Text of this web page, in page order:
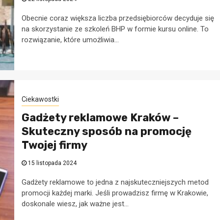
Obecnie coraz większa liczba przedsiębiorców decyduje się
na skorzystanie ze szkoleń BHP w formie kursu online. To
rozwiązanie, które umożliwia...
Ciekawostki
Gadżety reklamowe Kraków –
Skuteczny sposób na promocję
Twojej firmy
15 listopada 2024
Gadżety reklamowe to jedna z najskuteczniejszych metod
promocji każdej marki. Jeśli prowadzisz firmę w Krakowie,
doskonale wiesz, jak ważne jest...
podstawowe kroki
28 listopada 2022